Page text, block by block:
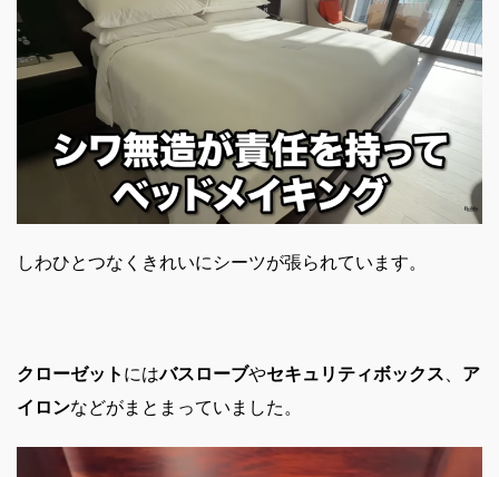
しわひとつなくきれいにシーツが張られています。
クローゼット にはバスローブやセキュリティボックス
ア
イロンなどがまとまっていました。